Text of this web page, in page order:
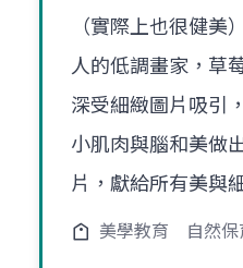
（實際上也很健美
人的低調畫家，草
深受細緻圖片吸引
小肌肉與腦和美做
片，獻給所有美與
美學教育 自然保